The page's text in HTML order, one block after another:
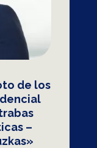
de los
–